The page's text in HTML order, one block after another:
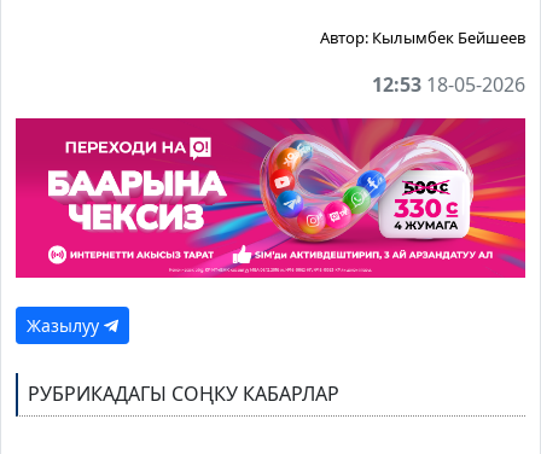
Автор: Кылымбек Бейшеев
12:53 18-05-2026
Жазылуу
РУБРИКАДАГЫ СОҢКУ КАБАРЛАР